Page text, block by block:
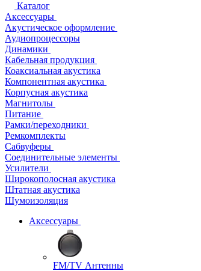
Каталог
Аксессуары
Акустическое оформление
Аудиопроцессоры
Динамики
Кабельная продукция
Коаксиальная акустика
Компонентная акустика
Корпусная акустика
Магнитолы
Питание
Рамки/переходники
Ремкомплекты
Сабвуферы
Соединительные элементы
Усилители
Широкополосная акустика
Штатная акустика
Шумоизоляция
Аксессуары
FM/TV Антенны